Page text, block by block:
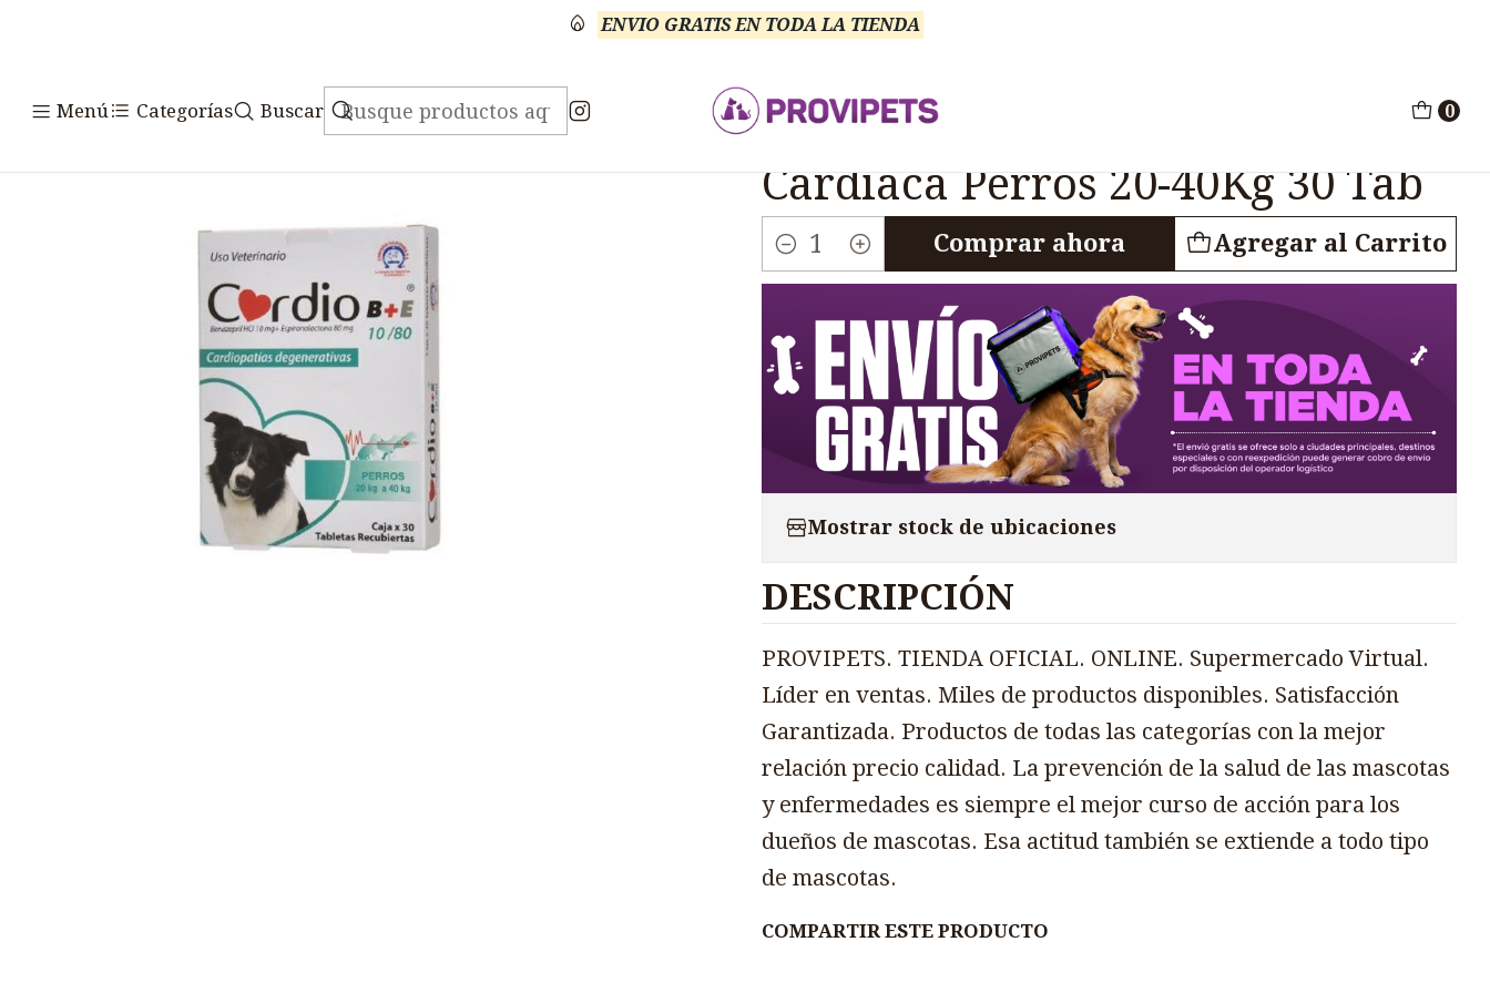
Menú Categorías Buscar 0
ENVIO GRATIS EN TODA LA TIENDA
Veterinario Mascotas Shampoo Baños Otros Cardio Be 10-80 Insuficiencia Cardiaca Perros 20-40Kg 30 Tab
Cardio Be 10-80 Insuficiencia
Cardiaca Perros 20-40Kg 30 Tab
Cantidad
Agregar al Carrito
Comprar ahora
Mostrar stock de ubicaciones
DESCRIPCIÓN
PROVIPETS. TIENDA OFICIAL. ONLINE. Supermercado Virtual.
Líder en ventas. Miles de productos disponibles. Satisfacción
Garantizada. Productos de todas las categorías con la mejor
relación precio calidad. La prevención de la salud de las mascotas
y enfermedades es siempre el mejor curso de acción para los
dueños de mascotas. Esa actitud también se extiende a todo tipo
de mascotas.
COMPARTIR ESTE PRODUCTO